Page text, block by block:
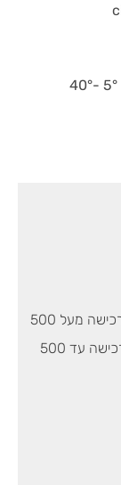
כרטיס אשראי- עד 36 תשלומים ללא ריבית ברכישה מעל 500
כרטיס אשראי- עד 10 תשלומים ללא ריבית ברכישה עד 500